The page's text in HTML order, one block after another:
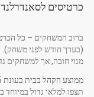
כרטיסים
ברוב המשחקים – כל
(בערך חודש לפני משחק).
מנוי חובה, אך למשחקים
ממוצע הקהל בבית בעונת 2024/25:
תצפו למלאי גדול במיוחד